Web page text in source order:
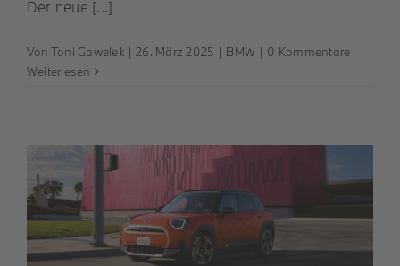
Der neue [...]
Von Toni Gawelek | 26. März 2025 | BMW | 0 Kommentare
Weiterlesen